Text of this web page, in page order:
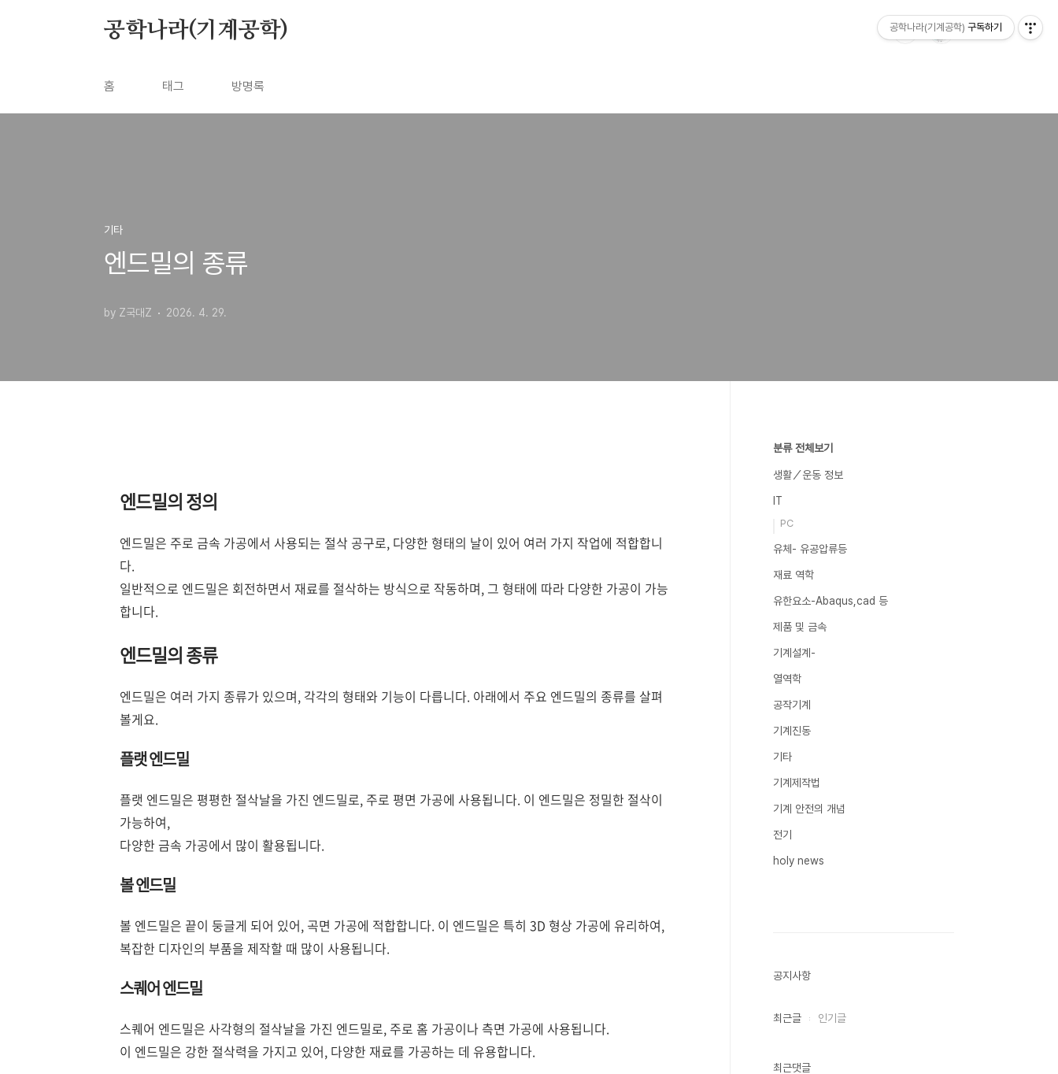
공학나라(기계공학)
홈 태그 방명록
기타
엔드밀의 종류
by Z국대Z 2026. 4. 29.
엔드밀의 정의
엔드밀은 주로 금속 가공에서 사용되는 절삭 공구로, 다양한 형태의 날이 있어 여러 가지 작업에 적합합니
다.
일반적으로 엔드밀은 회전하면서 재료를 절삭하는 방식으로 작동하며, 그 형태에 따라 다양한 가공이 가능
합니다.
엔드밀의 종류
엔드밀은 여러 가지 종류가 있으며, 각각의 형태와 기능이 다릅니다. 아래에서 주요 엔드밀의 종류를 살펴
볼게요.
플랫 엔드밀
플랫 엔드밀은 평평한 절삭날을 가진 엔드밀로, 주로 평면 가공에 사용됩니다. 이 엔드밀은 정밀한 절삭이
가능하여,
다양한 금속 가공에서 많이 활용됩니다.
볼 엔드밀
볼 엔드밀은 끝이 둥글게 되어 있어, 곡면 가공에 적합합니다. 이 엔드밀은 특히 3D 형상 가공에 유리하여,
복잡한 디자인의 부품을 제작할 때 많이 사용됩니다.
스퀘어 엔드밀
스퀘어 엔드밀은 사각형의 절삭날을 가진 엔드밀로, 주로 홈 가공이나 측면 가공에 사용됩니다.
이 엔드밀은 강한 절삭력을 가지고 있어, 다양한 재료를 가공하는 데 유용합니다.
분류 전체보기
생활／운동 정보
IT
PC
유체- 유공압류등
재료 역학
유한요소-Abaqus,cad 등
제품 및 금속
기계설계-
열역학
공작기계
기계진동
기타
기계제작법
기계 안전의 개념
전기
holy news
공지사항
최근글 인기글
최근댓글
공학나라(기계공학) 구독하기